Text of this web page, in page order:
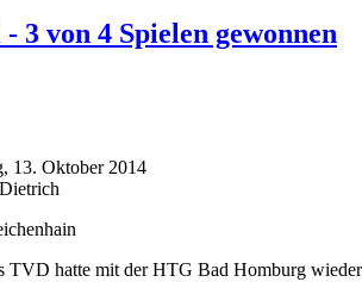
3 von 4 Spielen gewonnen
13. Oktober 2014
TVD hatte mit der HTG Bad Homburg